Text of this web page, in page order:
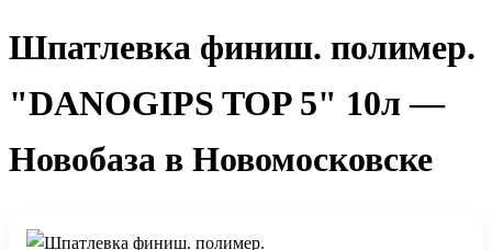
Шпатлевка финиш. полимер.
"DANOGIPS TOP 5" 10л —
Новобаза в Новомосковске